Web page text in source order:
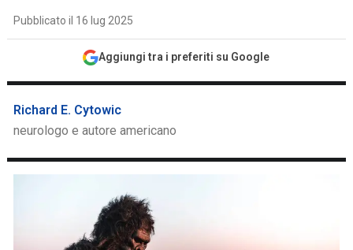
Pubblicato il 16 lug 2025
Aggiungi tra i preferiti su Google
Richard E. Cytowic
neurologo e autore americano